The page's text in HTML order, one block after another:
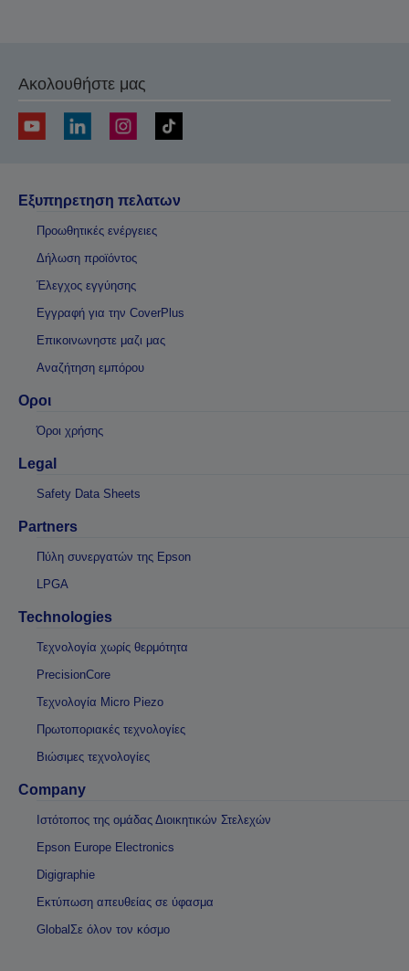
Ακολουθήστε μας
Εξυπηρετηση πελατων
Προωθητικές ενέργειες
Δήλωση προϊόντος
Έλεγχος εγγύησης
Εγγραφή για την CoverPlus
Επικοινωνηστε μαζι μας
Αναζήτηση εμπόρου
Οροι
Όροι χρήσης
Legal
Safety Data Sheets
Partners
Πύλη συνεργατών της Epson
LPGA
Technologies
Τεχνολογία χωρίς θερμότητα
PrecisionCore
Τεχνολογία Micro Piezo
Πρωτοποριακές τεχνολογίες
Βιώσιμες τεχνολογίες
Company
Ιστότοπος της ομάδας Διοικητικών Στελεχών
Epson Europe Electronics
Digigraphie
Εκτύπωση απευθείας σε ύφασμα
GlobalΣε όλον τον κόσμο